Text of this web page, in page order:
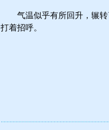
气温似乎有所回升，辗
打着招呼。